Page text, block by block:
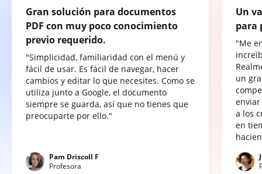
Gran solución para documentos
PDF con muy poco conocimiento
previo requerido.
"Simplicidad, familiaridad con el menú y
fácil de usar. Es fácil de navegar, hacer
cambios y editar lo que necesites. Como se
utiliza junto a Google, el documento
siempre se guarda, así que no tienes que
preocuparte por ello."
Pam Driscoll F
Profesora
Un
para
"Me
un
a los
en